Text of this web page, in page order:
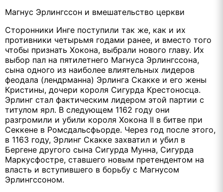
Магнус Эрлингссон и вмешательство церкви
Сторонники Инге поступили так же, как и их
противники четырьмя годами ранее, и вместо того
чтобы признать Хокона, выбрали нового главу. Их
выбор пал на пятилетнего Магнуса Эрлингссона,
сына одного из наиболее влиятельных лидеров
феодала (лендрманна) Эрлинга Скакке и его жены
Кристины, дочери короля Сигурда Крестоносца.
Эрлинг стал фактическим лидером этой партии с
титулом ярл. В следующем 1162 году они
разгромили и убили короля Хокона II в битве при
Секкене в Ромсдальсфьорде. Через год после этого,
в 1163 году, Эрлинг Скакке захватил и убил в
Бергене другого сына Сигурда Мунна, Сигурда
Маркусфостре, ставшего новым претендентом на
власть и вступившего в борьбу с Магнусом
Эрлингссоном.